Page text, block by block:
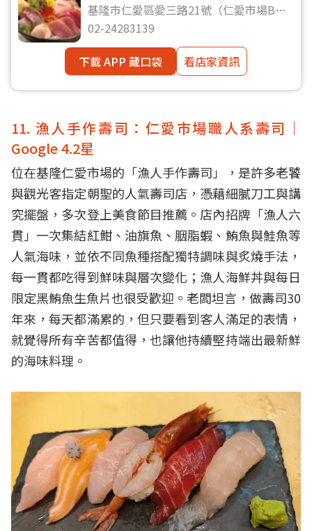
基隆市仁愛區愛三路21號（仁愛市場B棟
42號攤位）
02-24283139
下載 APP 藏口袋
看店家資訊
11. 漁人手作壽司：仁愛市場職人系壽司｜
Google 4.2星
位在基隆仁愛市場的「漁人手作壽司」，是許多老饕
與觀光客指定朝聖的人氣壽司店，憑藉細膩刀工與講
究擺盤，多次登上美食節目推薦。店內招牌「漁人六
貫」一次集結紅魽、油旗魚、胭脂蝦、鮪魚與鮭魚等
人氣海味，並依不同魚種搭配獨特調味與炙燒手法，
每一貫都吃得到鮮味與層次變化；漁人海鮮丼與每日
限定黑鮪魚生魚片也很受歡迎。老闆坦言，做壽司30
年來，每天都滿累的，但只要看到客人滿足的表情，
就覺得所有辛苦都值得，也讓他持續堅持端出最新鮮
的海味料理。